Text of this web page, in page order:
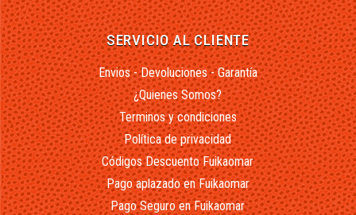
SERVICIO AL CLIENTE
Envios - Devoluciones - Garantía
¿Quienes Somos?
Terminos y condiciones
Política de privacidad
Códigos Descuento Fuikaomar
Pago aplazado en Fuikaomar
Pago Seguro en Fuikaomar